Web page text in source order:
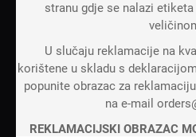
stranu gdje se nalazi
U slučaju reklamacije na
korištene u skladu s
popunite obrazac za
na e-mail
REKLAMACIJSKI OBRAZAC